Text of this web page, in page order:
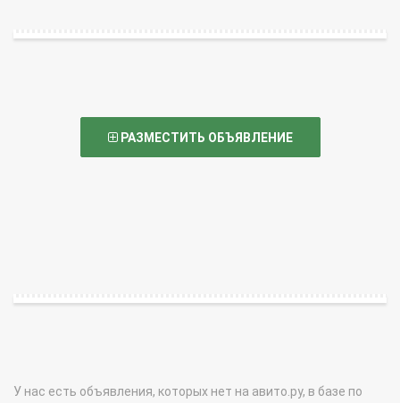
РАЗМЕСТИТЬ ОБЪЯВЛЕНИЕ
У нас есть объявления, которых нет на авито.ру, в базе по